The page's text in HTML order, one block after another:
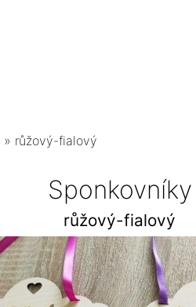
» růžový-fialový
Sponkovníky
růžový-fialový